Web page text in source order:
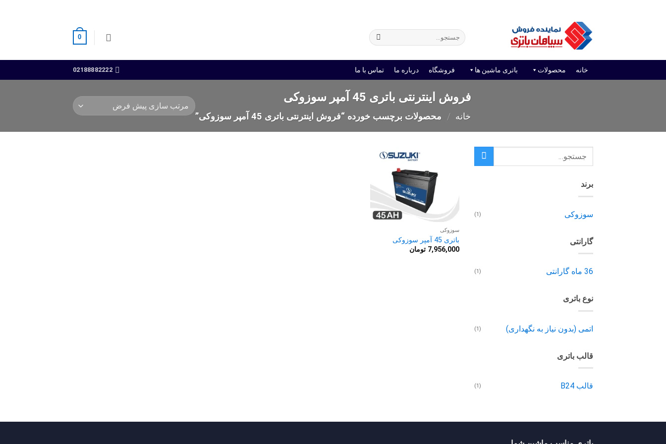
جستجو
برای:
0
خانه محصولات باتری ماشین ها فروشگاه درباره ما تماس با ما 02188882222
فروش اینترنتی باتری 45 آمپر سوزوکی
خانه / محصولات برچسب خورده “فروش اینترنتی باتری 45 آمپر سوزوکی”
برند
سوزوکی (1)
گارانتی
36 ماه گارانتی (1)
نوع باتری
اتمی (بدون نیاز به نگهداری) (1)
قالب باتری
قالب B24 (1)
سوزوکی
باتری 45 آمپر سوزوکی
7,956,000 تومان